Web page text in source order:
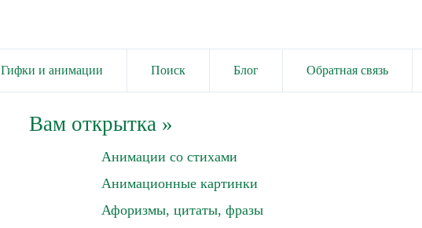
Гифки и анимации Поиск Блог Обратная связь
Вам открытка»
Анимации со стихами
Анимационные картинки
Афоризмы, цитаты, фразы